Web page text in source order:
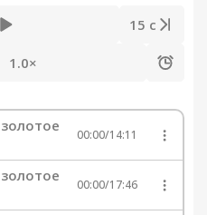
15 с
1.0×
00:00/14:11
00:00/17:46